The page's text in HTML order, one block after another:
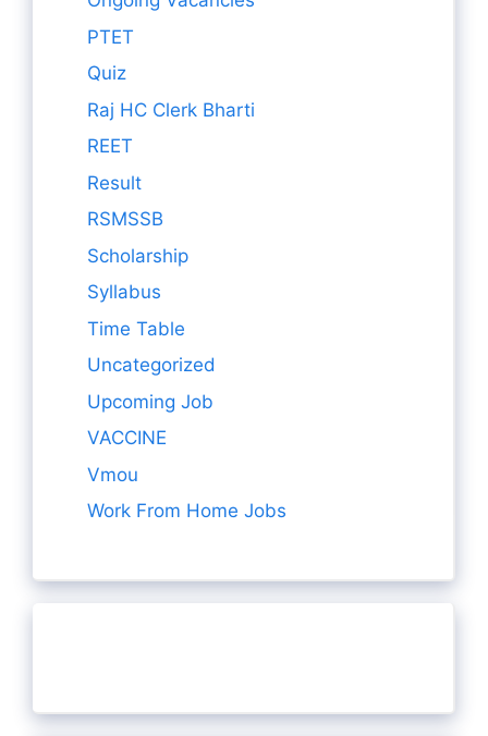
PTET
Quiz
Raj HC Clerk Bharti
REET
Result
RSMSSB
Scholarship
Syllabus
Time Table
Uncategorized
Upcoming Job
VACCINE
Vmou
Work From Home Jobs